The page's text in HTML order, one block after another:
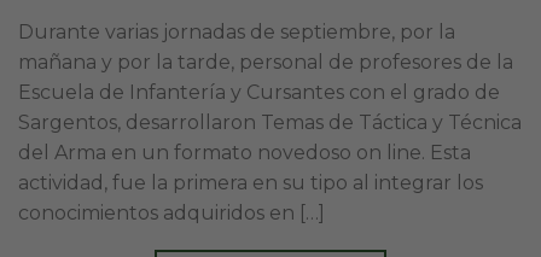
Durante varias jornadas de septiembre, por la
mañana y por la tarde, personal de profesores de la
Escuela de Infantería y Cursantes con el grado de
Sargentos, desarrollaron Temas de Táctica y Técnica
del Arma en un formato novedoso on line. Esta
actividad, fue la primera en su tipo al integrar los
conocimientos adquiridos en […]